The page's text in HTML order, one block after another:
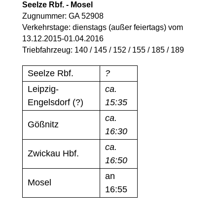
Seelze Rbf. - Mosel
Zugnummer: GA 52908
Verkehrstage: dienstags (außer feiertags) vom
13.12.2015-01.04.2016
Triebfahrzeug: 140 / 145 / 152 / 155 / 185 / 189
Seelze Rbf.
?
Leipzig-
Engelsdorf (?)
ca.
15:35
Gößnitz
ca.
16:30
Zwickau Hbf.
ca.
16:50
Mosel
an
16:55